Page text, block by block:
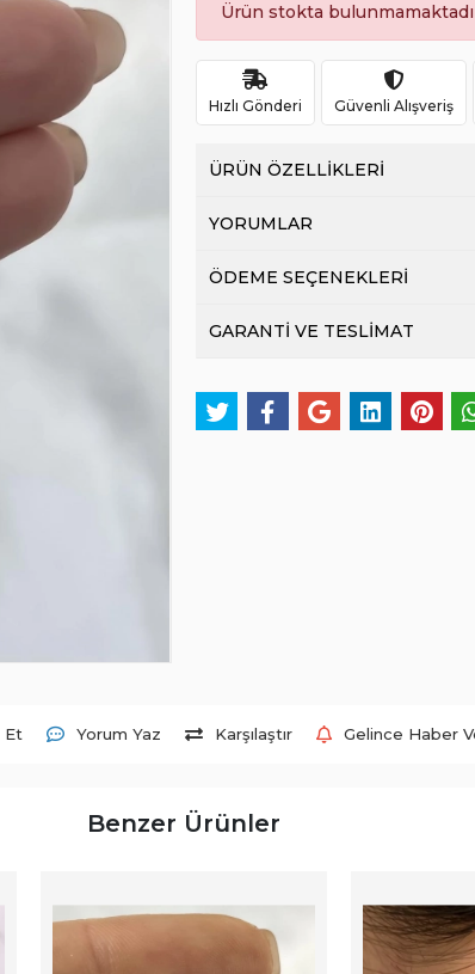
Ürün stokta
Hızlı Gönderi Güvenli Alışveriş
ÜRÜN ÖZELLİKLERİ
YORUMLAR
ÖDEME SEÇENEKLERİ
GARANTİ VE TESLİMAT
Et Yorum Yaz Karşılaştır Gelince Haber
Benzer Ürünler